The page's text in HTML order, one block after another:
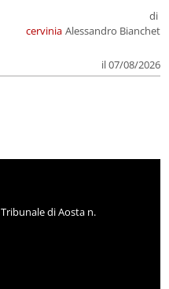
cervinia
di
Alessandro Bianchet
il 07/08/2026
di Aosta n.